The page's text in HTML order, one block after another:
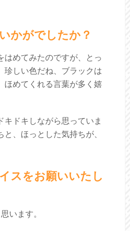
かがでしたか？
めてみたのですが、とっ
珍しい色だね、ブラックは
ほめてくれる言葉が多く嬉
ドキしながら思っていま
、ほっとした気持ちが、
スをお願いいたし
います。